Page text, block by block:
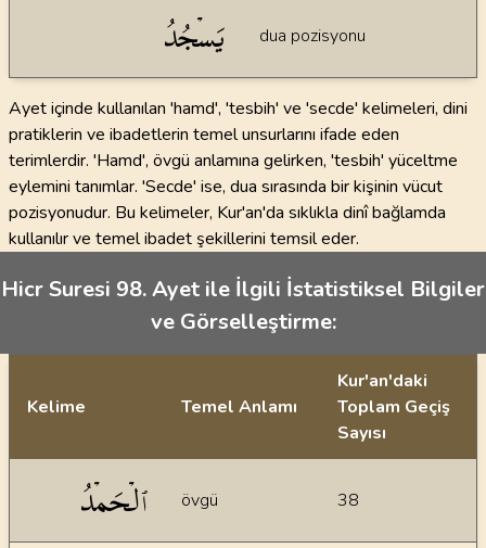
يَسۡجُدُ dua pozisyonu
Ayet içinde kullanılan 'hamd', 'tesbih' ve 'secde' kelimeleri, dini
pratiklerin ve ibadetlerin temel unsurlarını ifade eden
terimlerdir. 'Hamd', övgü anlamına gelirken, 'tesbih' yüceltme
eylemini tanımlar. 'Secde' ise, dua sırasında bir kişinin vücut
pozisyonudur. Bu kelimeler, Kur'an'da sıklıkla dinî bağlamda
kullanılır ve temel ibadet şekillerini temsil eder.
Hicr Suresi 98. Ayet ile İlgili İstatistiksel Bilgiler
ve Görselleştirme:
Kelime Temel Anlamı
Kur'an'daki
Toplam Geçiş
Sayısı
ٱلۡحَمۡدُ övgü 38